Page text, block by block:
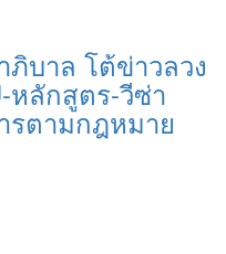
บาล โต้ข่าวลวง
หลักสูตร-วีซ่า
รตามกฎหมาย